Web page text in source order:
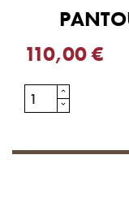
110,00 €